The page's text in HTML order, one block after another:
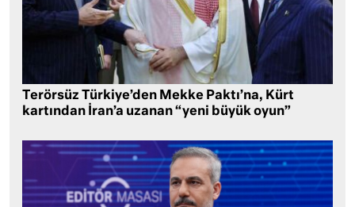
Terörsüz Türkiye’den Mekke Paktı’na, Kürt
kartından İran’a uzanan “yeni büyük oyun”